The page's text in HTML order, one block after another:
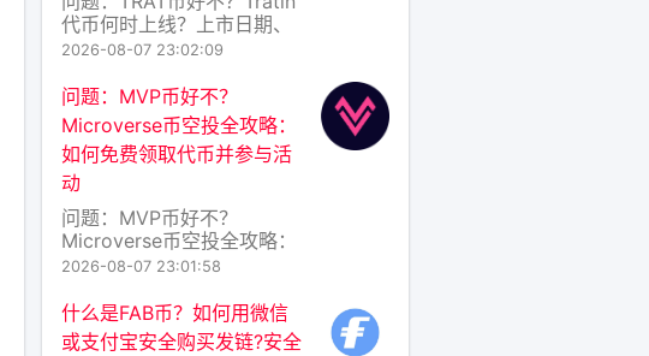
代币何时上线？上市日期、
代币经济学和价格预测
TRAT币是什么？好不好？
TRAT币是Tratin生态系统的
原生代币，旨在为去中心化
数据存储与AI推理网络提供
激励层。简单来说，Tratin
的目标是
2026-08-07 23:02:09
问题：MVP币好不？
Microverse币空投全攻略：
如何免费领取代币并参与活
动
问题：MVP币好不？
Microverse币空投全攻略：
如何免费领取代币并参与活
投（Airdrop）一直是吸引用
户关注新项目的热门方式。
2026-08-07 23:01:58
什么是FAB币？如何用微信
或支付宝安全购买​发链?安全